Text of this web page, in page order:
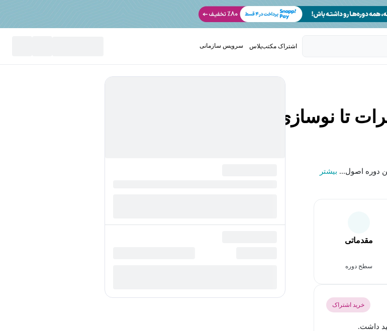
اشتراک مکتب‌پلاس سرویس سازمانی
تا نوسازی
دوره اصول... بیشتر
مقدماتی
سطح دوره
خرید اشتراک